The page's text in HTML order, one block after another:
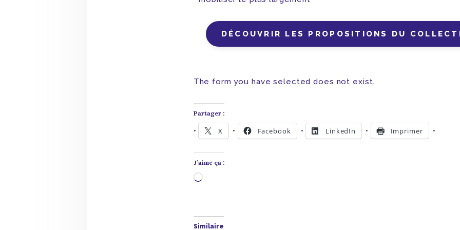
DÉCOUVRIR LES PROPOSITIONS DU
The form you have selected does not exist.
Partager :
X Facebook LinkedIn Imprimer
J’aime ça :
Similaire